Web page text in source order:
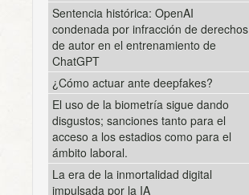
Sentencia histórica: OpenAI
condenada por infracción de derechos
de autor en el entrenamiento de
ChatGPT
¿Cómo actuar ante deepfakes?
El uso de la biometría sigue dando
disgustos; sanciones tanto para el
acceso a los estadios como para el
ámbito laboral.
La era de la inmortalidad digital
impulsada por la IA